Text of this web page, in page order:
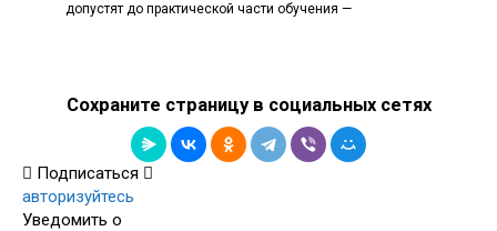
допустят до практической части обучения —
Сохраните страницу в социальных сетях
Подписаться
авторизуйтесь
Уведомить о